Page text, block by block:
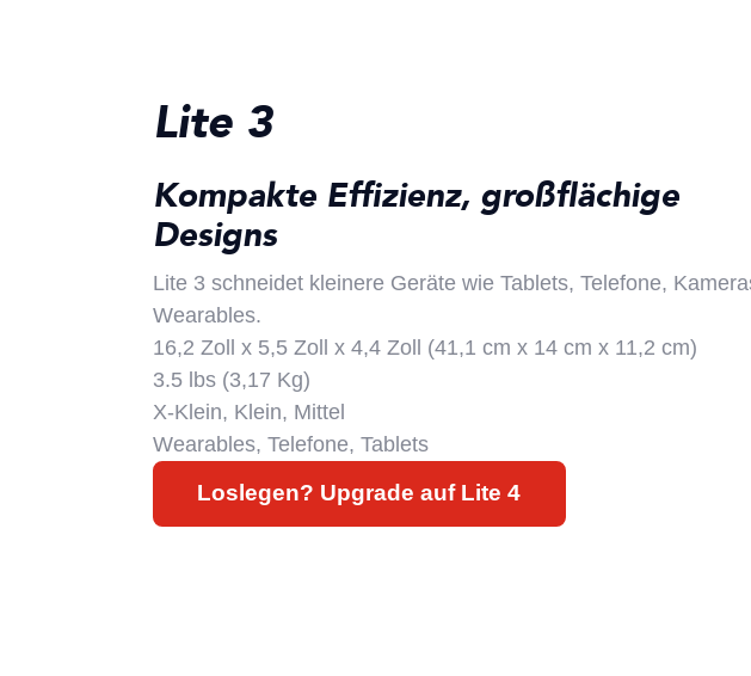
Lite 3
Kompakte Effizienz, großflächige
Designs
Lite 3 schneidet kleinere Geräte wie Tablets, Telefone,
Wearables.
16,2 Zoll x 5,5 Zoll x 4,4 Zoll (41,1 cm x 14 cm x 11,2 cm)
3.5 lbs (3,17 Kg)
X-Klein, Klein, Mittel
Wearables, Telefone, Tablets
Loslegen? Upgrade auf Lite 4